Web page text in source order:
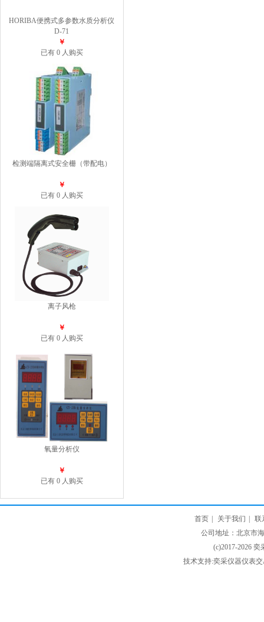
HORIBA便携式多参数水质分析仪
D-71
￥
已有 0 人购买
检测端隔离式安全栅（带配电）
￥
已有 0 人购买
离子风枪
￥
已有 0 人购买
氧量分析仪
￥
已有 0 人购买
首页 关于我们
联
公司地址：北京市
(c)2017-2026
技术支持:奕采仪器仪表